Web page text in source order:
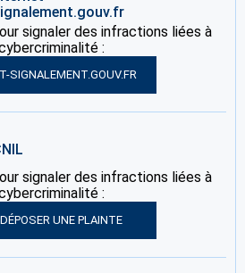
signaler des infractions liées à
:
SIGNALEMENT.GOUV.FR
signaler des infractions liées à
:
UNE PLAINTE